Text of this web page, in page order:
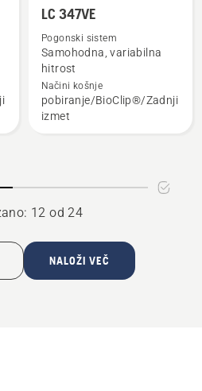
Oglejte
več
podrobnosti
LC 347VE
LC 347VE
Pogonski sistem
Samohodna, variabilna
hitrost
Načini košnje
pobiranje/BioClip®/Zadnji
izmet
12 od 24
NALOŽI VEČ